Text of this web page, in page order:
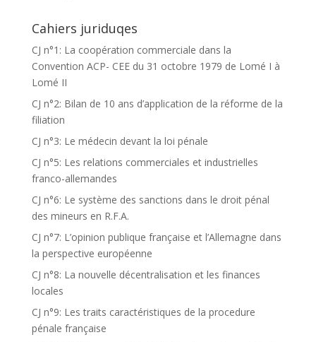
Cahiers juriduqes
CJ n°1: La coopération commerciale dans la
Convention ACP- CEE du 31 octobre 1979 de Lomé I à
Lomé II
CJ n°2: Bilan de 10 ans d’application de la réforme de la
filiation
CJ n°3: Le médecin devant la loi pénale
CJ n°5: Les relations commerciales et industrielles
franco-allemandes
CJ n°6: Le système des sanctions dans le droit pénal
des mineurs en R.F.A.
CJ n°7: L’opinion publique française et l’Allemagne dans
la perspective européenne
CJ n°8: La nouvelle décentralisation et les finances
locales
CJ n°9: Les traits caractéristiques de la procedure
pénale française